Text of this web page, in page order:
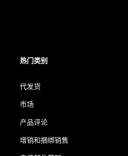
热门类别
代发货
市场
产品评论
增销和捆绑销售